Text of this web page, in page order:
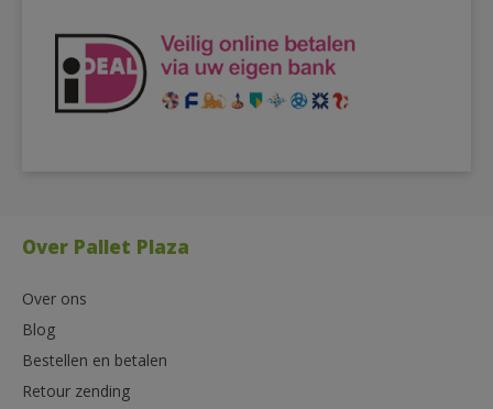
Over Pallet Plaza
Over ons
Blog
Bestellen en betalen
Retour zending